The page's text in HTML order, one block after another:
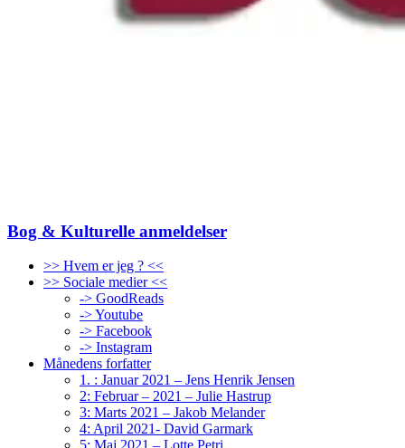
Bog & Kulturelle anmeldelser
>> Hvem er jeg ? <<
>> Sociale medier <<
-> GoodReads
-> Youtube
-> Facebook
-> Instagram
Månedens forfatter
1. : Januar 2021 – Jens Henrik Jensen
2: Februar – 2021 – Julie Hastrup
3: Marts 2021 – Jakob Melander
4: April 2021- David Garmark